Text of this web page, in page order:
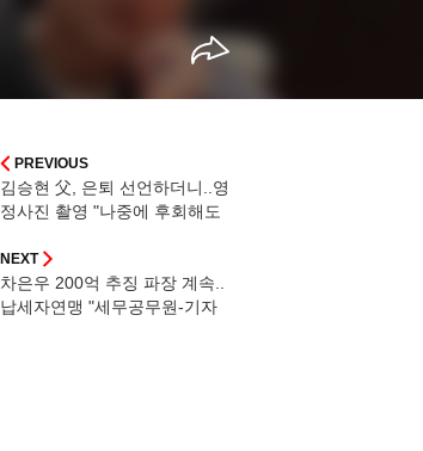
PREVIOUS
김승현 父, 은퇴 선언하더니..영
정사진 촬영 "나중에 후회해도
NEXT
차은우 200억 추징 파장 계속..
납세자연맹 "세무공무원-기자